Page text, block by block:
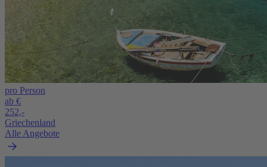
pro Person
ab €
252,-
Griechenland
Alle Angebote